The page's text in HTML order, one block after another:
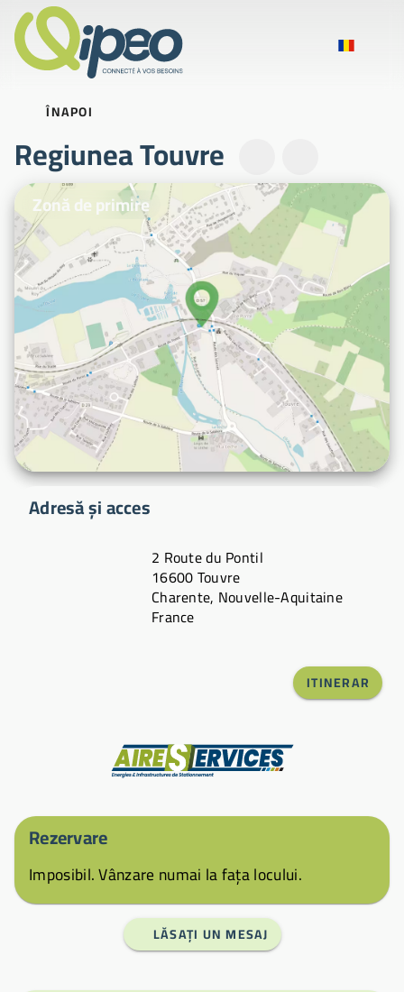
ÎNAPOI
Regiunea Touvre
Fotografii ilustrative
Zonă de primire
Adresă și acces
2 Route du Pontil
16600 Touvre
Charente, Nouvelle-Aquitaine
France
ITINERAR
Producător
Rezervare
Imposibil. Vânzare numai la fața locului.
LĂSAȚI UN MESAJ